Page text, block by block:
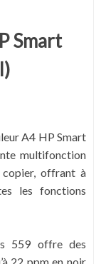
Smart
A4 HP Smart
multifonction
copier, offrant à
les fonctions
559 offre des